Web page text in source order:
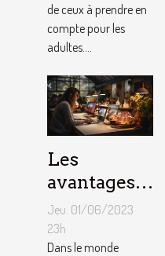
de ceux à prendre en
compte pour les
adultes....
Les
avantages
de faire
appel à un
spécialiste
Jeu. 01/06/2023
23h
Dans le monde